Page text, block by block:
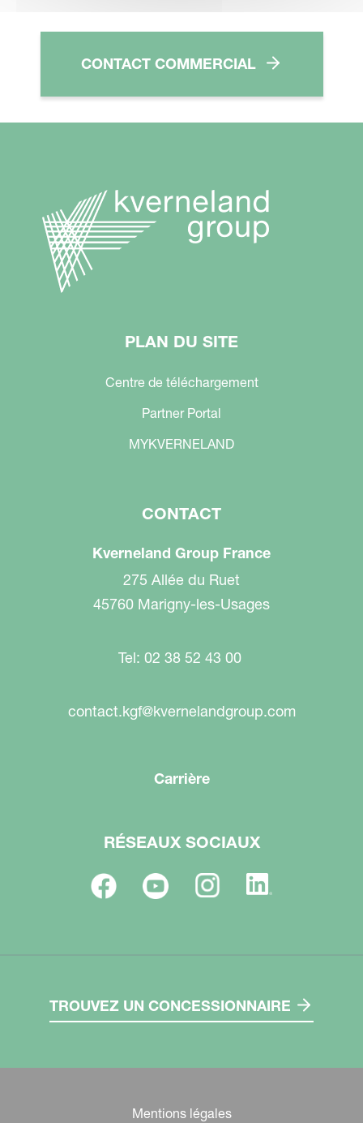
CONTACT COMMERCIAL
PLAN DU SITE
Centre de téléchargement
Partner Portal
MYKVERNELAND
CONTACT
Kverneland Group France
275 Allée du Ruet
45760 Marigny-les-Usages
Tel: 02 38 52 43 00
contact.kgf@kvernelandgroup.com
Carrière
RÉSEAUX SOCIAUX
TROUVEZ UN CONCESSIONNAIRE
Mentions légales